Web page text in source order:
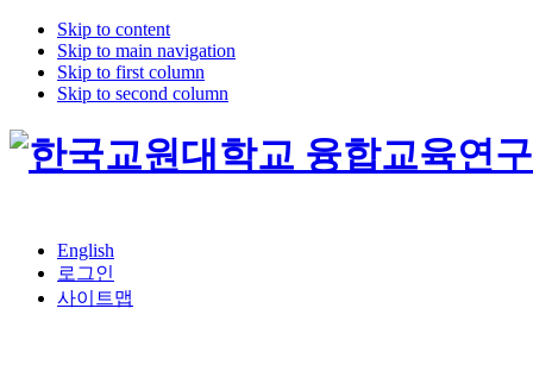
Skip to content
Skip to main navigation
Skip to first column
Skip to second column
English
로그인
사이트맵